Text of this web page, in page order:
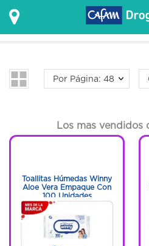
Por Página: 48
Los mas vendidos
Toallitas Húmedas Winny
Aloe Vera Empaque Con
100 Unidades